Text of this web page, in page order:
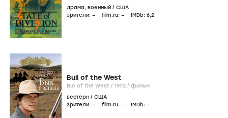
драма, военный / США
зрители: – film.ru: – IMDb: 6,2
Bull of the West
Bull of the West / 1972 / фильм
вестерн / США
зрители: – film.ru: – IMDb: –